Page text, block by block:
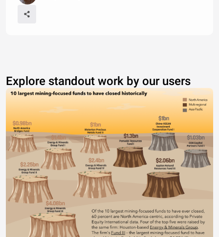
Explore standout work by our users